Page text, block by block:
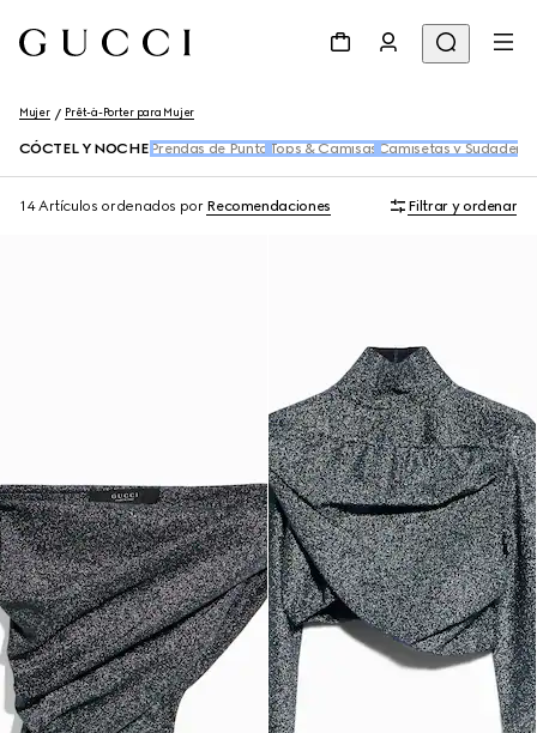
Mujer Prêt-à-Porter para Mujer
CÓCTEL Y NOCHE Prendas de Punto Tops & Camisas Camisetas y Sudaderas
14 Artículos ordenados por Recomendaciones Filtrar y ordenar